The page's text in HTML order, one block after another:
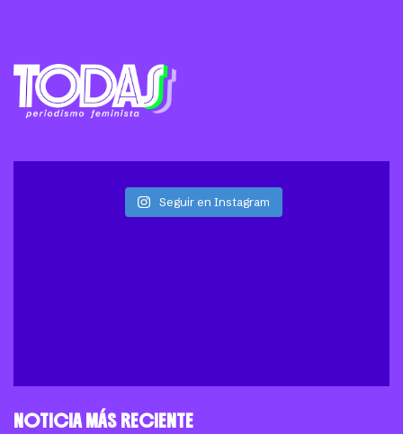
Seguir en Instagram
NOTICIA MÁS RECIENTE